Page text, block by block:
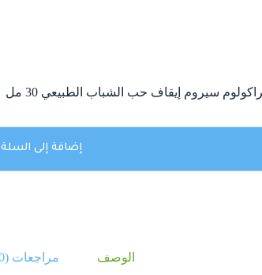
إضافة إلى السلة
الوصف مراجعات (0)